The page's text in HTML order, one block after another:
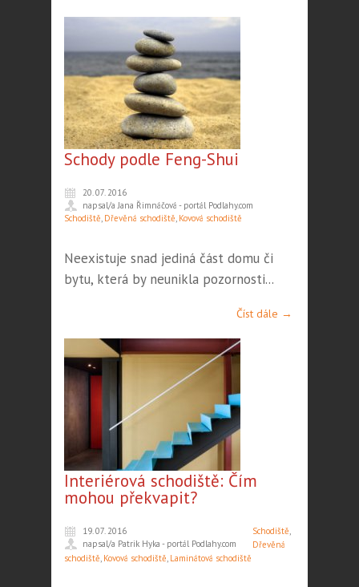
Schody podle Feng-Shui
20. 07. 2016
napsal/a Jana Řimnáčová - portál Podlahy.com
Schodiště, Dřevěná schodiště, Kovová schodiště
Neexistuje snad jediná část domu či
bytu, která by neunikla pozornosti...
Číst dále →
Interiérová schodiště: Čím
mohou překvapit?
19. 07. 2016
napsal/a Patrik Hyka - portál Podlahy.com
Schodiště,
Dřevěná
schodiště, Kovová schodiště, Laminátová schodiště